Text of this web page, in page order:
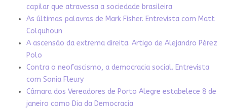
capilar que atravessa a sociedade brasileira
As últimas palavras de Mark Fisher. Entrevista com Matt
Colquhoun
A ascensão da extrema direita. Artigo de Alejandro Pérez
Polo
Contra o neofascismo, a democracia social. Entrevista
com Sonia Fleury
Câmara dos Vereadores de Porto Alegre estabelece 8 de
janeiro como Dia da Democracia